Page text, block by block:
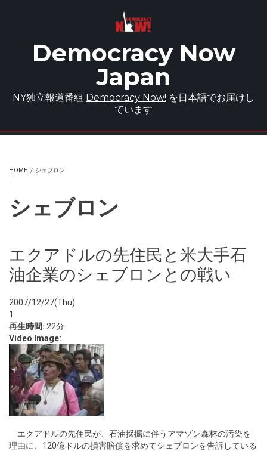
Democracy Now
Japan
NY独立報道番組 Democracy Now! を日本語でお届けし
ています
HOME / シェブロン
シェブロン
エクアドルの先住民と米大手石
油企業のシェブロンとの戦い
2007/12/27(Thu)
1
再生時間: 22分
Video Image:
エクアドルの先住民が、石油採掘に伴うアマゾン森林の汚染を
理由に、120億ドルの損害賠償を求めてシェブロンを告訴している